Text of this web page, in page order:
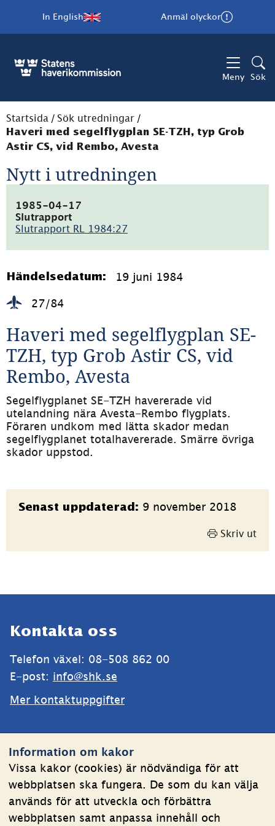
Information om kakor
Vissa kakor (cookies) är nödvändiga för att
webbplatsen ska fungera. De som du kan välja
används för att utveckla och förbättra
webbplatsen samt anpassa innehåll och
In English Anmäl olyckor
Meny Sök
Startsida / Sök utredningar /
Haveri med segelflygplan SE-TZH, typ Grob
Astir CS, vid Rembo, Avesta
Nytt i utredningen
1985-04-17
Slutrapport
Slutrapport RL 1984:27
4.3MB)
Händelsedatum: 19 juni 1984
27/84
Haveri med segelflygplan SE-
TZH, typ Grob Astir CS, vid
Rembo, Avesta
Segelflygplanet SE-TZH havererade vid
utelandning nära Avesta-Rembo flygplats.
Föraren undkom med lätta skador medan
segelflygplanet totalhavererade. Smärre övriga
skador uppstod.
Sidinformation
Senast uppdaterad: 9 november 2018
Skriv ut
Kontakta oss
Telefon växel: 08-508 862 00
E-post: info@shk.se
Mer kontaktuppgifter
Om kakor
Behandling av personuppgifter
Tillgänglighetsredogörelse